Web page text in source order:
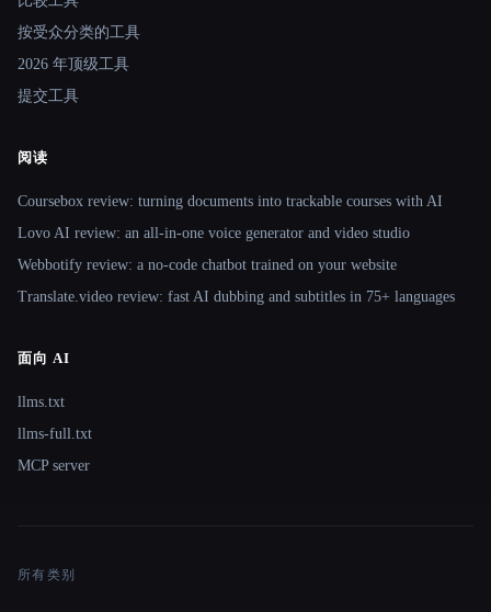
按受众分类的工具
2026 年顶级工具
提交工具
阅读
Coursebox review: turning documents into trackable courses with AI
Lovo AI review: an all-in-one voice generator and video studio
Webbotify review: a no-code chatbot trained on your website
Translate.video review: fast AI dubbing and subtitles in 75+ languages
面向 AI
llms.txt
llms-full.txt
MCP server
所有类别